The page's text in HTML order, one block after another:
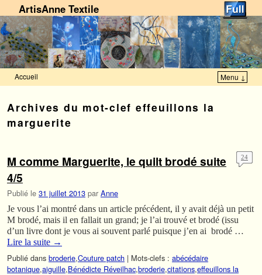
ArtisAnne Textile
Accueil Menu ↓
Archives du mot-clef effeuillons la
marguerite
M comme Marguerite, le quilt brodé suite
4/5
Publié le 31 juillet 2013 par Anne
24
Je vous l’ai montré dans un article précédent, il y avait déjà un petit
M brodé, mais il en fallait un grand; je l’ai trouvé et brodé (issu
d’un livre dont je vous ai souvent parlé puisque j’en ai brodé …
Lire la suite →
Publié dans broderie,Couture patch | Mots-clefs : abécédaire
botanique,aiguille,Bénédicte Réveilhac,broderie,citations,effeuillons la